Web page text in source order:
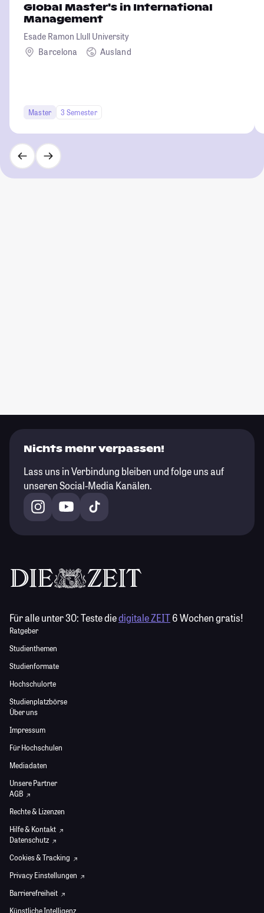
Global Master's in International
Management
Esade Ramon Llull University
Barcelona
Ausland
Master 3 Semester
Nichts mehr verpassen!
Lass uns in Verbindung bleiben und folge uns auf
unseren Social-Media Kanälen.
Für alle unter 30:Teste diedigitale ZEIT6 Wochen gratis!
Ratgeber
Studienthemen
Studienformate
Hochschulorte
Studienplatzbörse
Über uns
Impressum
Für Hochschulen
Mediadaten
Unsere Partner
AGB
Rechte & Lizenzen
Hilfe & Kontakt
Datenschutz
Cookies & Tracking
Privacy Einstellungen
Barrierefreiheit
Künstliche Intelligenz